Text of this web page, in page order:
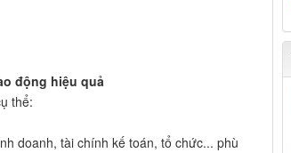
động hiệu quả
thể:
doanh, tài chính kế toán, tổ chức... phù